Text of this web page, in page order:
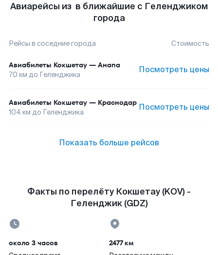
Авиарейсы из в ближайшие с Геленджиком
города
Рейсы в соседние города Стоимость
Авиабилеты Кокшетау — Анапа
70 км до Геленджика Посмотреть цены
Авиабилеты Кокшетау — Краснодар
104 км до Геленджика Посмотреть цены
Показать больше рейсов
Факты по перелёту Кокшетау (KOV) -
Геленджик (GDZ)
около 3 часов 2477 км